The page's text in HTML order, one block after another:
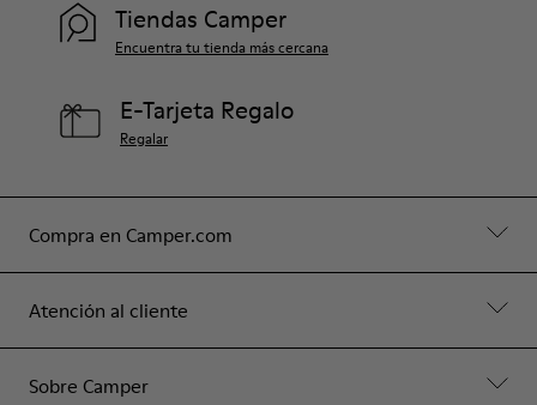
Compra en Camper.com
Atención al cliente
Sobre Camper
Tiendas Camper
Encuentra tu tienda más cercana
E-Tarjeta Regalo
Regalar